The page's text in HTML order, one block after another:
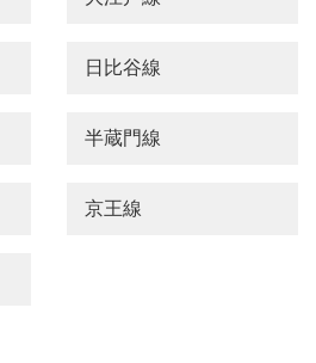
日比谷線
半蔵門線
京王線